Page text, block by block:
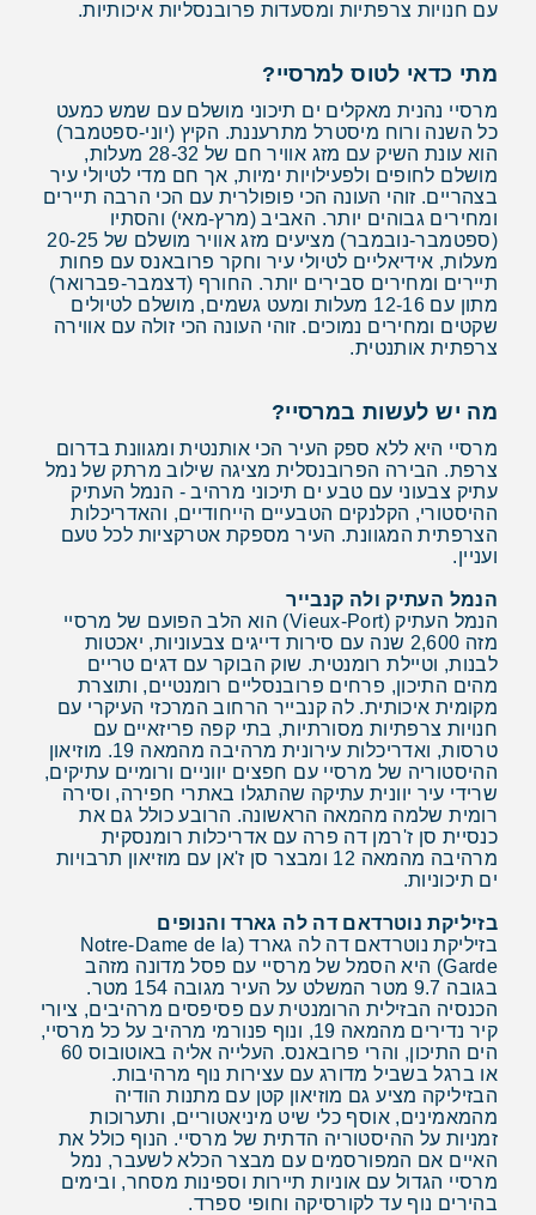
עם חנויות צרפתיות ומסעדות פרובנסליות איכותיות.
מתי כדאי לטוס למרסיי?
מרסיי נהנית מאקלים ים תיכוני מושלם עם שמש כמעט
כל השנה ורוח מיסטרל מתרעננת. הקיץ (יוני-ספטמבר)
הוא עונת השיק עם מזג אוויר חם של 28-32 מעלות,
מושלם לחופים ולפעילויות ימיות, אך חם מדי לטיולי עיר
בצהריים. זוהי העונה הכי פופולרית עם הכי הרבה תיירים
ומחירים גבוהים יותר. האביב (מרץ-מאי) והסתיו
(ספטמבר-נובמבר) מציעים מזג אוויר מושלם של 20-25
מעלות, אידיאליים לטיולי עיר וחקר פרובאנס עם פחות
תיירים ומחירים סבירים יותר. החורף (דצמבר-פברואר)
מתון עם 12-16 מעלות ומעט גשמים, מושלם לטיולים
שקטים ומחירים נמוכים. זוהי העונה הכי זולה עם אווירה
צרפתית אותנטית.
מה יש לעשות במרסיי?
מרסיי היא ללא ספק העיר הכי אותנטית ומגוונת בדרום
צרפת. הבירה הפרובנסלית מציגה שילוב מרתק של נמל
עתיק צבעוני עם טבע ים תיכוני מרהיב - הנמל העתיק
ההיסטורי, הקלנקים הטבעיים הייחודיים, והאדריכלות
הצרפתית המגוונת. העיר מספקת אטרקציות לכל טעם
ועניין.
הנמל העתיק ולה קנבייר
הנמל העתיק (Vieux-Port) הוא הלב הפועם של מרסיי
מזה 2,600 שנה עם סירות דייגים צבעוניות, יאכטות
לבנות, וטיילת רומנטית. שוק הבוקר עם דגים טריים
מהים התיכון, פרחים פרובנסליים רומנטיים, ותוצרת
מקומית איכותית. לה קנבייר הרחוב המרכזי העיקרי עם
חנויות צרפתיות מסורתיות, בתי קפה פריזאיים עם
טרסות, ואדריכלות עירונית מרהיבה מהמאה 19. מוזיאון
ההיסטוריה של מרסיי עם חפצים יווניים ורומיים עתיקים,
שרידי עיר יוונית עתיקה שהתגלו באתרי חפירה, וסירה
רומית שלמה מהמאה הראשונה. הרובע כולל גם את
כנסיית סן ז'רמן דה פרה עם אדריכלות רומנסקית
מרהיבה מהמאה 12 ומבצר סן ז'אן עם מוזיאון תרבויות
ים תיכוניות.
בזיליקת נוטרדאם דה לה גארד והנופים
בזיליקת נוטרדאם דה לה גארד (Notre-Dame de la
Garde) היא הסמל של מרסיי עם פסל מדונה מזהב
בגובה 9.7 מטר המשלט על העיר מגובה 154 מטר.
הכנסיה הבזילית הרומנטית עם פסיפסים מרהיבים, ציורי
קיר נדירים מהמאה 19, ונוף פנורמי מרהיב על כל מרסיי,
הים התיכון, והרי פרובאנס. העלייה אליה באוטובוס 60
או ברגל בשביל מדורג עם עצירות נוף מרהיבות.
הבזיליקה מציע גם מוזיאון קטן עם מתנות הודיה
מהמאמינים, אוסף כלי שיט מיניאטוריים, ותערוכות
זמניות על ההיסטוריה הדתית של מרסיי. הנוף כולל את
האיים אם המפורסמים עם מבצר הכלא לשעבר, נמל
מרסיי הגדול עם אוניות תיירות וספינות מסחר, ובימים
בהירים נוף עד לקורסיקה וחופי ספרד.